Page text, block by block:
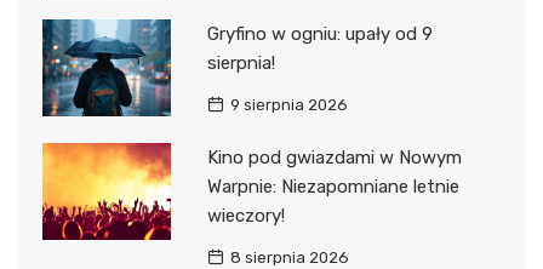
Gryfino w ogniu: upały od 9
sierpnia!
9 sierpnia 2026
Kino pod gwiazdami w Nowym
Warpnie: Niezapomniane letnie
wieczory!
8 sierpnia 2026